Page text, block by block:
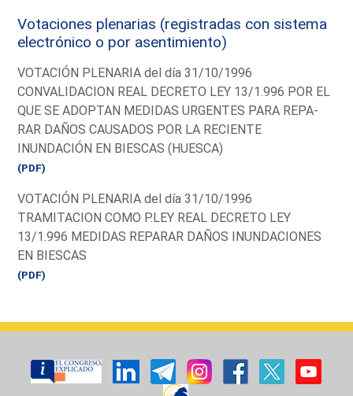
Votaciones plenarias (registradas con sistema
electrónico o por asentimiento)
VOTACIÓN PLENARIA del día 31/10/1996
CONVALIDACION REAL DECRETO LEY 13/1.996 POR EL
QUE SE ADOPTAN MEDIDAS URGENTES PARA REPA-
RAR DAÑOS CAUSADOS POR LA RECIENTE
INUNDACIÓN EN BIESCAS (HUESCA)
(PDF)
VOTACIÓN PLENARIA del día 31/10/1996
TRAMITACION COMO P.LEY REAL DECRETO LEY
13/1.996 MEDIDAS REPARAR DAÑOS INUNDACIONES
EN BIESCAS
(PDF)